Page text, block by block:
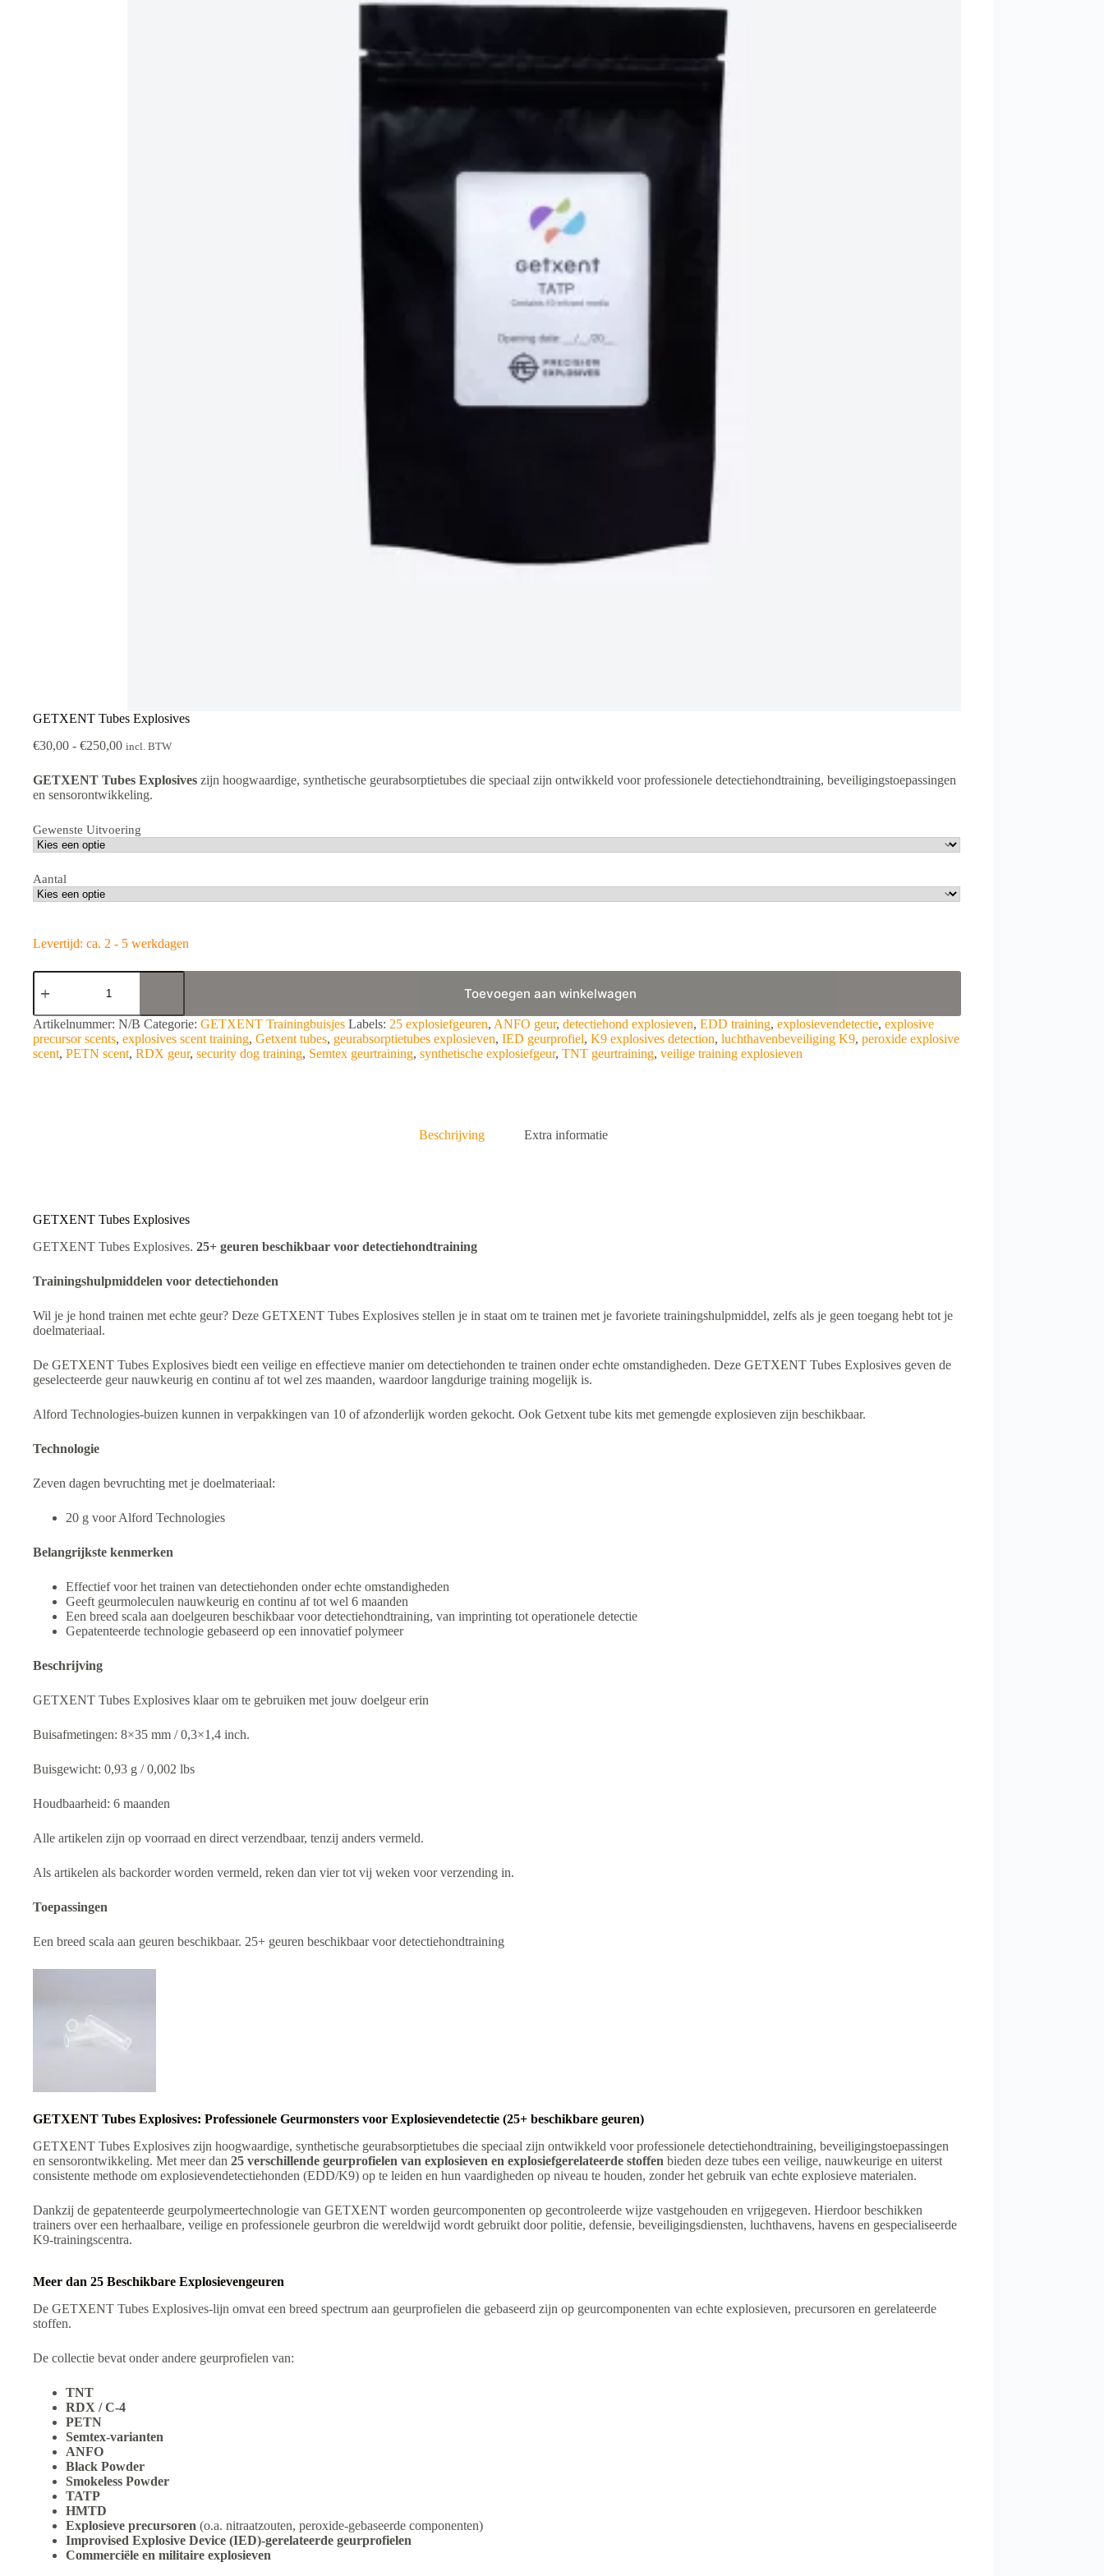
GETXENT Tubes Explosives
€30,00 - €250,00Prijsklasse:
€250,00
incl. BTW
GETXENT Tubes Explosives zijn hoogwaardige, synthetische geurabsorptietubes die speciaal zijn ontwikkeld voor professionele detectiehondtraining, beveiligingstoepassingen
en sensorontwikkeling.
Gewenste Uitvoering
Aantal
Levertijd: ca. 2 - 5 werkdagen
GETXENT
Tubes
aantal
Toevoegen aan winkelwagen
A
l
t
Artikelnummer: N/B Categorie: GETXENT Trainingbuisjes Labels: 25 explosiefgeuren, ANFO geur, detectiehond explosieven, EDD training, explosievendetectie, explosive
precursor scents, explosives scent training, Getxent tubes, geurabsorptietubes explosieven, IED geurprofiel, K9 explosives detection, luchthavenbeveiliging K9, peroxide explosive
scent, PETN scent, RDX geur, security dog training, Semtex geurtraining, synthetische explosiefgeur, TNT geurtraining, veilige training explosieven
Beschrijving Extra informatie
GETXENT Tubes Explosives
GETXENT Tubes Explosives. 25+ geuren beschikbaar voor detectiehondtraining
Trainingshulpmiddelen voor detectiehonden
Wil je je hond trainen met echte geur? Deze GETXENT Tubes Explosives stellen je in staat om te trainen met je favoriete trainingshulpmiddel, zelfs als je geen toegang hebt tot je
doelmateriaal.
De GETXENT Tubes Explosives biedt een veilige en effectieve manier om detectiehonden te trainen onder echte omstandigheden. Deze GETXENT Tubes Explosives geven de
geselecteerde geur nauwkeurig en continu af tot wel zes maanden, waardoor langdurige training mogelijk is.
Alford Technologies-buizen kunnen in verpakkingen van 10 of afzonderlijk worden gekocht. Ook Getxent tube kits met gemengde explosieven zijn beschikbaar.
Technologie
Zeven dagen bevruchting met je doelmateriaal:
20 g voor Alford Technologies
Belangrijkste kenmerken
Effectief voor het trainen van detectiehonden onder echte omstandigheden
Geeft geurmoleculen nauwkeurig en continu af tot wel 6 maanden
Een breed scala aan doelgeuren beschikbaar voor detectiehondtraining, van imprinting tot operationele detectie
Gepatenteerde technologie gebaseerd op een innovatief polymeer
Beschrijving
GETXENT Tubes Explosives klaar om te gebruiken met jouw doelgeur erin
Buisafmetingen: 8×35 mm / 0,3×1,4 inch.
Buisgewicht: 0,93 g / 0,002 lbs
Houdbaarheid: 6 maanden
Alle artikelen zijn op voorraad en direct verzendbaar, tenzij anders vermeld.
Als artikelen als backorder worden vermeld, reken dan vier tot vij weken voor verzending in.
Toepassingen
Een breed scala aan geuren beschikbaar. 25+ geuren beschikbaar voor detectiehondtraining
GETXENT Tubes Explosives: Professionele Geurmonsters voor Explosievendetectie (25+ beschikbare geuren)
GETXENT Tubes Explosives zijn hoogwaardige, synthetische geurabsorptietubes die speciaal zijn ontwikkeld voor professionele detectiehondtraining, beveiligingstoepassingen
en sensorontwikkeling. Met meer dan 25 verschillende geurprofielen van explosieven en explosiefgerelateerde stoffen bieden deze tubes een veilige, nauwkeurige en uiterst
consistente methode om explosievendetectiehonden (EDD/K9) op te leiden en hun vaardigheden op niveau te houden, zonder het gebruik van echte explosieve materialen.
Dankzij de gepatenteerde geurpolymeertechnologie van GETXENT worden geurcomponenten op gecontroleerde wijze vastgehouden en vrijgegeven. Hierdoor beschikken
trainers over een herhaalbare, veilige en professionele geurbron die wereldwijd wordt gebruikt door politie, defensie, beveiligingsdiensten, luchthavens, havens en gespecialiseerde
K9-trainingscentra.
Meer dan 25 Beschikbare Explosievengeuren
De GETXENT Tubes Explosives-lijn omvat een breed spectrum aan geurprofielen die gebaseerd zijn op geurcomponenten van echte explosieven, precursoren en gerelateerde
stoffen.
De collectie bevat onder andere geurprofielen van:
TNT
RDX / C-4
PETN
Semtex-varianten
ANFO
Black Powder
Smokeless Powder
TATP
HMTD
Explosieve precursoren (o.a. nitraatzouten, peroxide-gebaseerde componenten)
Improvised Explosive Device (IED)-gerelateerde geurprofielen
Commerciële en militaire explosieven